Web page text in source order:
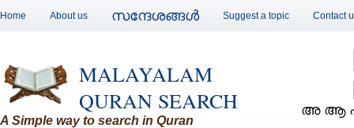
Home About us സന്ദേശങ്ങള്‍ Suggest a topic Contact
MALAYALAM
QURAN SEARCH
A Simple way to search in Quran
അ ആ